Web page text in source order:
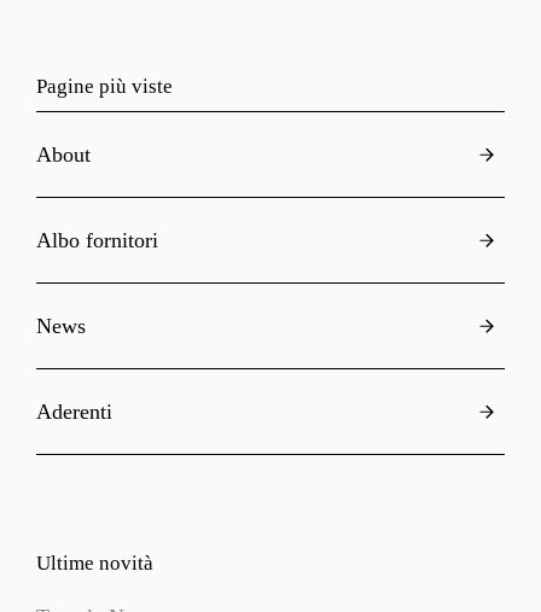
Pagine più viste
About
Albo fornitori
News
Aderenti
Ultime novità